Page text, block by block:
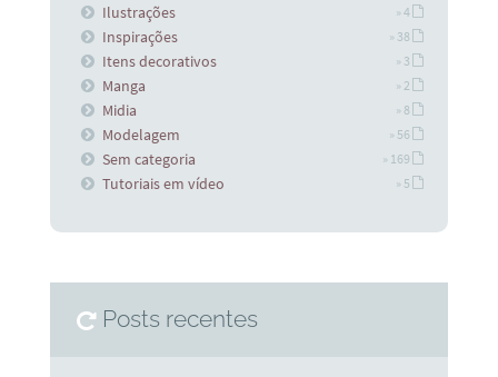
Ilustrações » 4
Inspirações » 38
Itens decorativos » 3
Manga » 2
Midia » 8
Modelagem » 56
Sem categoria » 169
Tutoriais em vídeo » 5
Posts recentes